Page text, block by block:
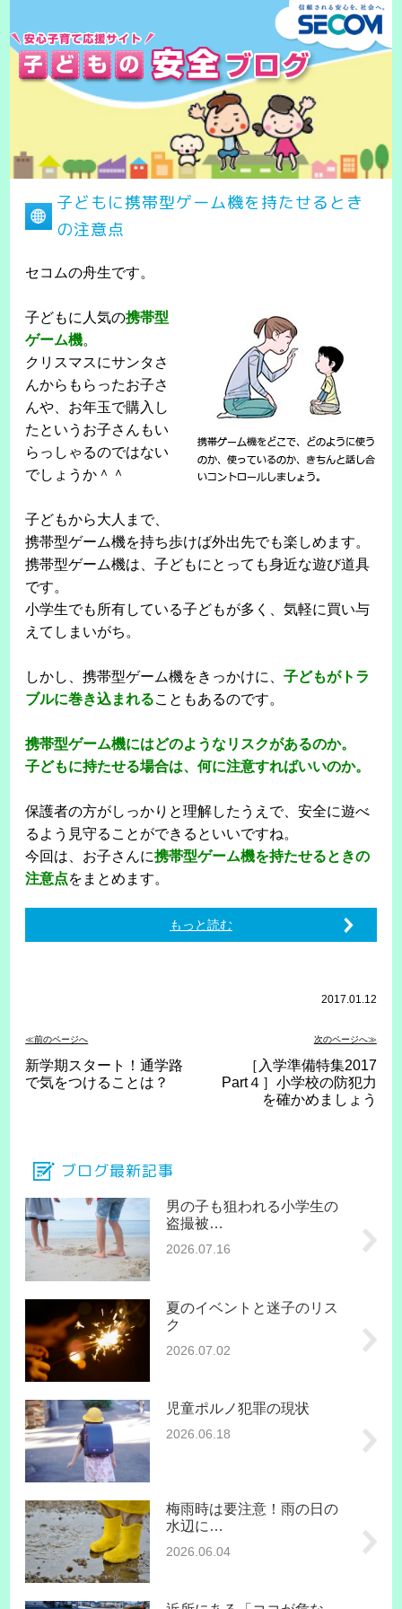
子どもに携帯型ゲーム機を持たせるとき
の注意点
セコムの舟生です。
子どもに人気の携帯型
ゲーム機。
クリスマスにサンタさ
んからもらったお子さ
んや、お年玉で購入し
たというお子さんもい
らっしゃるのではない
でしょうか＾＾
子どもから大人まで、
携帯型ゲーム機を持ち歩けば外出先でも楽しめます。
携帯型ゲーム機は、子どもにとっても身近な遊び道具
です。
小学生でも所有している子どもが多く、気軽に買い与
えてしまいがち。
しかし、携帯型ゲーム機をきっかけに、子どもがトラ
ブルに巻き込まれることもあるのです。
携帯型ゲーム機にはどのようなリスクがあるのか。
子どもに持たせる場合は、何に注意すればいいのか。
保護者の方がしっかりと理解したうえで、安全に遊べ
るよう見守ることができるといいですね。
今回は、お子さんに携帯型ゲーム機を持たせるときの
注意点をまとめます。
もっと読む
2017.01.12
≪前のページへ 次のページへ≫
新学期スタート！通学路
で気をつけることは？
［入学準備特集2017
Part４］小学校の防犯力
を確かめましょう
ブログ最新記事
男の子も狙われる小学生の
盗撮被…
2026.07.16
夏のイベントと迷子のリス
ク
2026.07.02
児童ポルノ犯罪の現状
2026.06.18
梅雨時は要注意！雨の日の
水辺に…
2026.06.04